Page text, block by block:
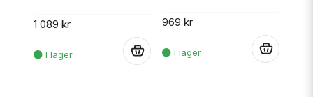
1 089 kr 969 kr